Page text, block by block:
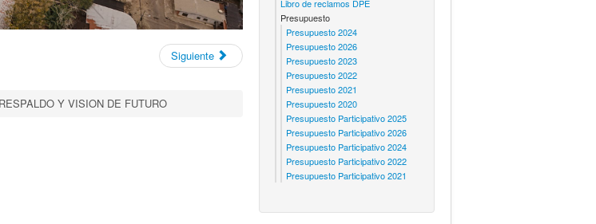
Siguiente
Y VISION DE FUTURO
Libro de reclamos DPE
Presupuesto
Presupuesto 2024
Presupuesto 2026
Presupuesto 2023
Presupuesto 2022
Presupuesto 2021
Presupuesto 2020
Presupuesto Participativo 2025
Presupuesto Participativo 2026
Presupuesto Participativo 2024
Presupuesto Participativo 2022
Presupuesto Participativo 2021